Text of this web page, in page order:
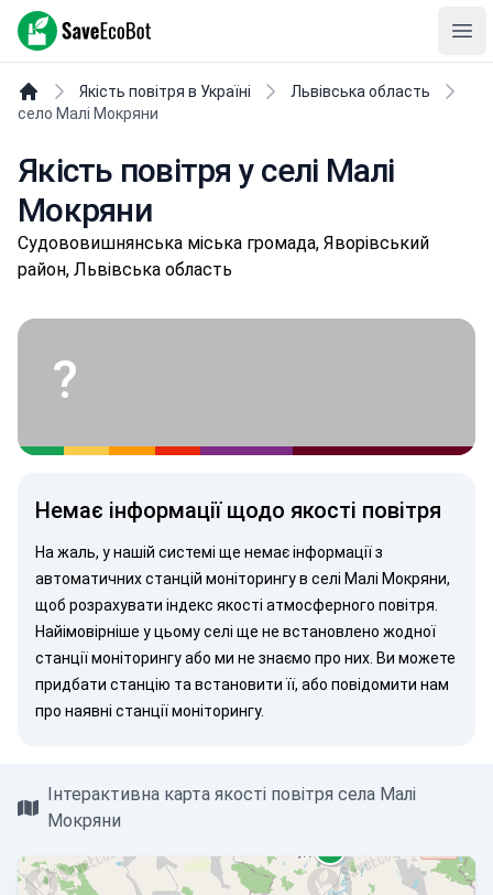
SaveEcoBot
Якість повітря в Україні
Львівська область
село Малі Мокряни
Якість повітря у селі Малі
Мокряни
Судoвoвишнянськa міська громада, Яворівський
район, Львівська область
?
Немає інформації щодо якості повітря
На жаль, у нашій системі ще немає інформації з
автоматичних станцій моніторингу в селі Малі Мокряни,
щоб розрахувати індекс якості атмосферного повітря.
Найімовірніше у цьому селі ще не встановлено жодної
станції моніторингу або ми не знаємо про них. Ви можете
придбати станцію та встановити її, або повідомити нам
про наявні станції моніторингу.
Інтерактивна карта якості повітря села Малі
Мокряни